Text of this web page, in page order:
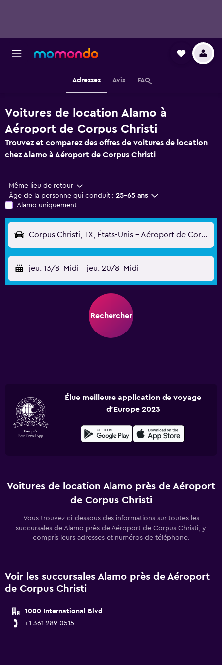
Adresses Avis FAQ
Voitures de location Alamo à
Aéroport de Corpus Christi
Trouvez et comparez des offres de voitures de location
chez Alamo à Aéroport de Corpus Christi
Même lieu de retour
Âge de la personne qui conduit : 25-65 ans
Alamo uniquement
Corpus Christi, TX, États-Unis - Aéroport de Corpus Christi (CRP)
jeu. 13/8 Midi - jeu. 20/8 Midi
Rechercher
Élue meilleure application de voyage
d'Europe 2023
Voitures de location Alamo près de Aéroport
de Corpus Christi
Vous trouvez ci-dessous des informations sur toutes les
succursales de Alamo près de Aéroport de Corpus Christi, y
compris leurs adresses et numéros de téléphone.
Voir les succursales Alamo près de Aéroport
de Corpus Christi
1000 International Blvd
+1 361 289 0515